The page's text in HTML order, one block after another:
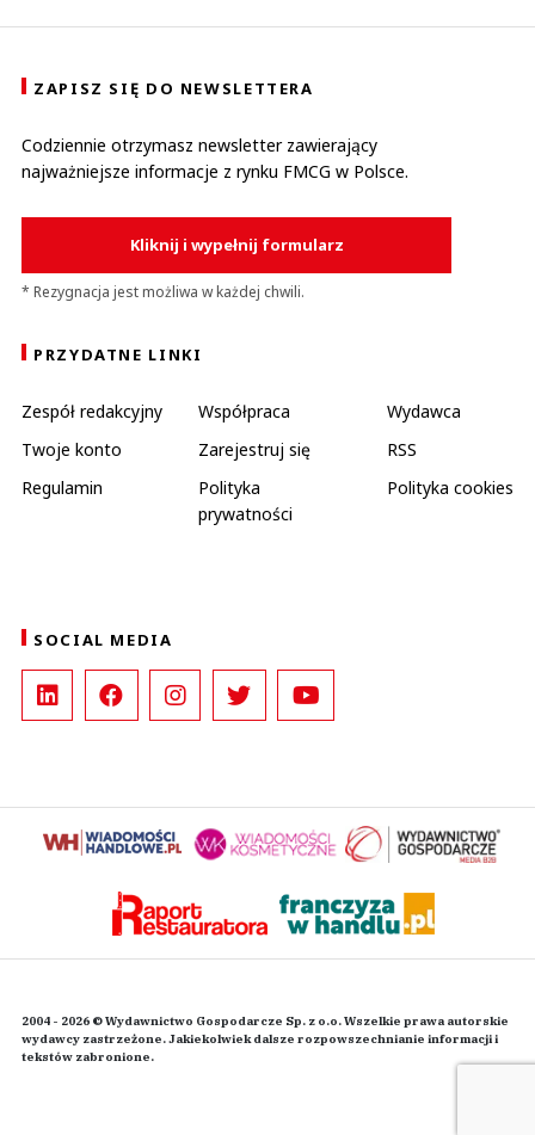
ZAPISZ SIĘ DO NEWSLETTERA
Codziennie otrzymasz newsletter zawierający
najważniejsze informacje z rynku FMCG w Polsce.
Kliknij i wypełnij formularz
* Rezygnacja jest możliwa w każdej chwili.
PRZYDATNE LINKI
Zespół redakcyjny Współpraca
Wydawca
Twoje konto
Zarejestruj się
RSS
Regulamin
Polityka
prywatności
Polityka cookies
SOCIAL MEDIA
2004 - 2026 © Wydawnictwo Gospodarcze Sp. z o.o. Wszelkie prawa autorskie
wydawcy zastrzeżone. Jakiekolwiek dalsze rozpowszechnianie informacji i
tekstów zabronione.